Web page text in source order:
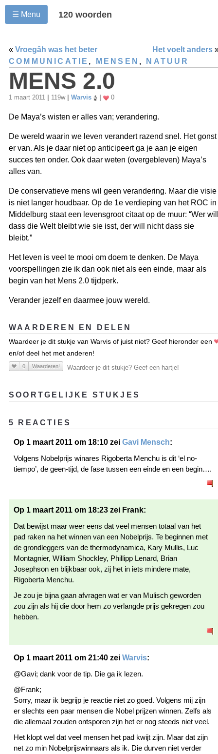
☰ Menu 120 woorden
« Vroegâh was het beter Het voelt anders
COMMUNICATIE , MENSEN , NATUUR
MENS 2.0
1 maart 2011 119w Warvis 0
De Maya’s wisten er alles van; verandering.
De wereld waarin we leven verandert razend snel. Het gonst
er van. Als je daar niet op anticipeert ga je aan je eigen
succes ten onder. Ook daar weten (overgebleven) Maya’s
alles van.
De conservatieve mens wil geen verandering. Maar die visie
is niet langer houdbaar. Op de 1e verdieping van het ROC in
Middelburg staat een levensgroot citaat op de muur: “Wer
dass die Welt bleibt wie sie isst, der will nicht dass sie
bleibt.”
Het leven is veel te mooi om doem te denken. De Maya
voorspellingen zie ik dan ook niet als een einde, maar als
begin van het Mens 2.0 tijdperk.
Verander jezelf en daarmee jouw wereld.
WAARDEREN EN DELEN
Waardeer je dit stukje van Warvis of juist niet? Geef hieronder een
en/of deel het met anderen!
0 Waarderen! Waardeer je dit stukje? Geef een hartje!
SOORTGELIJKE STUKJES
5 REACTIES
Op 1 maart 2011 om 18:10 zei Gavi Mensch:
Volgens Nobelprijs winares Rigoberta Menchu is dit ‘el no-
tiempo’, de geen-tijd, de fase tussen een einde en een begin….
Op 1 maart 2011 om 18:23 zei Frank:
Dat bewijst maar weer eens dat veel mensen totaal van het
pad raken na het winnen van een Nobelprijs. Te beginnen met
de grondleggers van de thermodynamica, Kary Mullis, Luc
Montagnier, William Shockley, Phillipp Lenard, Brian
Josephson en blijkbaar ook, zij het in iets mindere mate,
Rigoberta Menchu.
Je zou je bijna gaan afvragen wat er van Mulisch geworden
zou zijn als hij die door hem zo verlangde prijs gekregen zou
hebben.
Op 1 maart 2011 om 21:40 zei Warvis:
@Gavi; dank voor de tip. Die ga ik lezen.
@Frank;
Sorry, maar ik begrijp je reactie niet zo goed. Volgens mij zijn
er slechts een paar mensen die Nobel prijzen winnen. Zelfs als
die allemaal zouden ontsporen zijn het er nog steeds niet veel.
Het klopt wel dat veel mensen het pad kwijt zijn. Maar dat zijn
net zo min Nobelprijswinnaars als ik. Die durven niet verder